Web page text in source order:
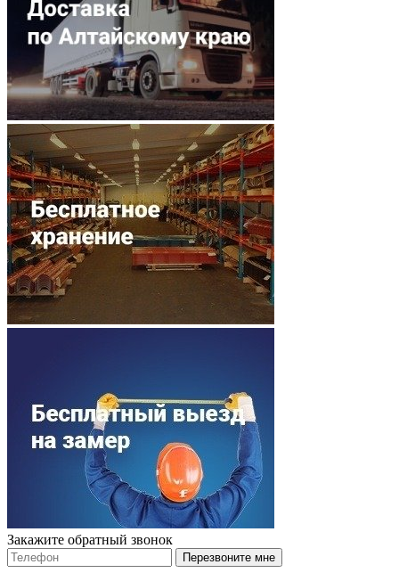
Закажите обратный звонок
Перезвоните мне